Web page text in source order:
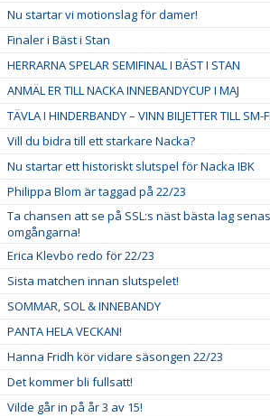
Nu startar vi motionslag för damer!
Finaler i Bäst i Stan
HERRARNA SPELAR SEMIFINAL I BÄST I STAN
ANMÄL ER TILL NACKA INNEBANDYCUP I MAJ
TÄVLA I HINDERBANDY – VINN BILJETTER TILL SM-
Vill du bidra till ett starkare Nacka?
Nu startar ett historiskt slutspel för Nacka IBK
Philippa Blom är taggad på 22/23
Ta chansen att se på SSL:s näst bästa lag
omgångarna!
Erica Klevbo redo för 22/23
Sista matchen innan slutspelet!
SOMMAR, SOL & INNEBANDY
PANTA HELA VECKAN!
Hanna Fridh kör vidare säsongen 22/23
Det kommer bli fullsatt!
Vilde går in på år 3 av 15!